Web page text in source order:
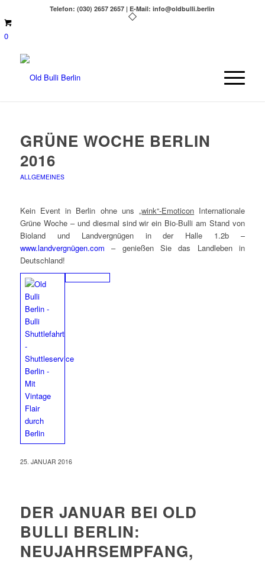
Telefon: (030) 2657 2657 | E-Mail: info@oldbulli.berlin
0
GRÜNE WOCHE BERLIN
2016
ALLGEMEINES
Kein Event in Berlin ohne uns„wink“-Emoticon Internationale
Grüne Woche – und diesmal sind wir ein Bio-Bulli am Stand von
Bioland und Landvergnügen in der Halle 1.2b –
www.landvergnügen.com – genießen Sie das Landleben in
Deutschland!
25. JANUAR 2016
DER JANUAR BEI OLD
BULLI BERLIN:
NEUJAHRSEMPFANG,